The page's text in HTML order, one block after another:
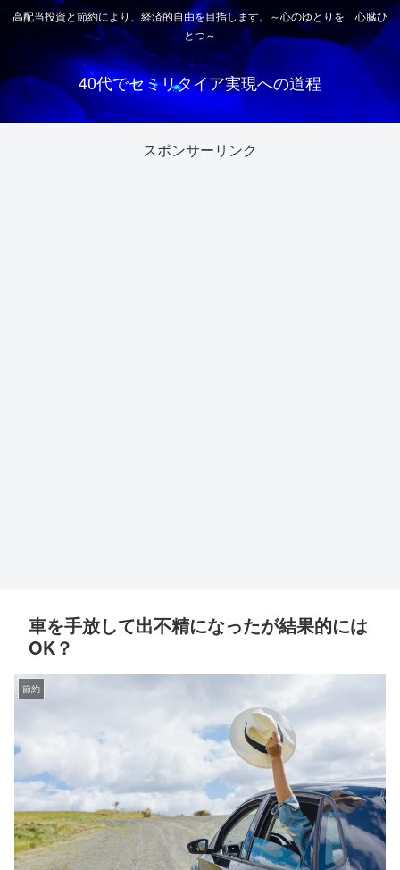
高配当投資と節約により、経済的自由を目指します。～心のゆとりを 心臓ひ
とつ～
40代でセミリタイア実現への道程
スポンサーリンク
車を手放して出不精になったが結果的には
OK？
節約